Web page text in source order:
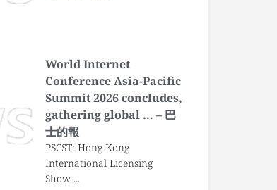
World Internet
Conference Asia-Pacific
Summit 2026 concludes,
gathering global … – 巴
士的報
PSCST: Hong Kong
International Licensing
Show ...